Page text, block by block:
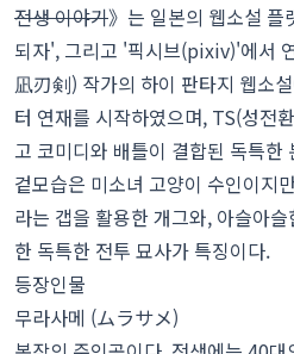
전생 이야기》는 일본의 웹소설
되자', 그리고 '픽시브(pixiv)'에서
凪刃剣) 작가의 하이 판타지 웹소
터 연재를 시작하였으며, TS(성전
고 코미디와 배틀이 결합된 독특한
겉모습은 미소녀 고양이 수인이지
라는 갭을 활용한 개그와, 아슬아
한 독특한 전투 묘사가 특징이다.
등장인물
무라사메 (ムラサメ)